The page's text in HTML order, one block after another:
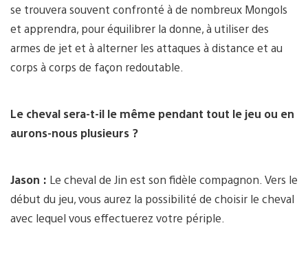
se trouvera souvent confronté à de nombreux Mongols
et apprendra, pour équilibrer la donne, à utiliser des
armes de jet et à alterner les attaques à distance et au
corps à corps de façon redoutable.
Le cheval sera-t-il le même pendant tout le jeu ou en
aurons-nous plusieurs ?
Jason : Le cheval de Jin est son fidèle compagnon. Vers le
début du jeu, vous aurez la possibilité de choisir le cheval
avec lequel vous effectuerez votre périple.